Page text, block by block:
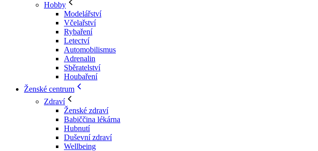
Hobby
Modelářství
Včelařství
Rybaření
Letectví
Automobilismus
Adrenalin
Sběratelství
Houbaření
Ženské centrum
Zdraví
Ženské zdraví
Babiččina lékárna
Hubnutí
Duševní zdraví
Wellbeing